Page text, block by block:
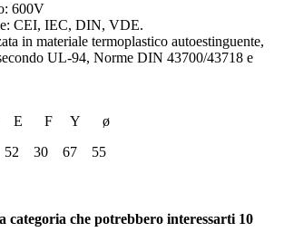
600V
CEI, IEC, DIN, VDE.
in materiale termoplastico autoestinguente,
UL-94, Norme DIN 43700/43718 e
E F Y ø
30 67 55
categoria che potrebbero interessarti 10